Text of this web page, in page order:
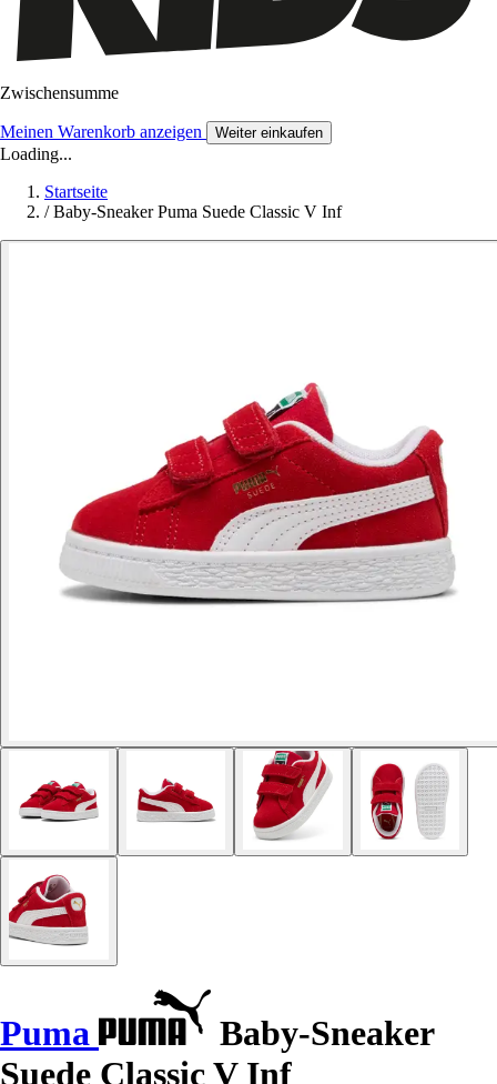
Zwischensumme
Meinen Warenkorb anzeigen Weiter einkaufen
Loading...
Startseite
/ Baby-Sneaker Puma Suede Classic V Inf
Puma
Baby-Sneaker
Suede Classic V Inf